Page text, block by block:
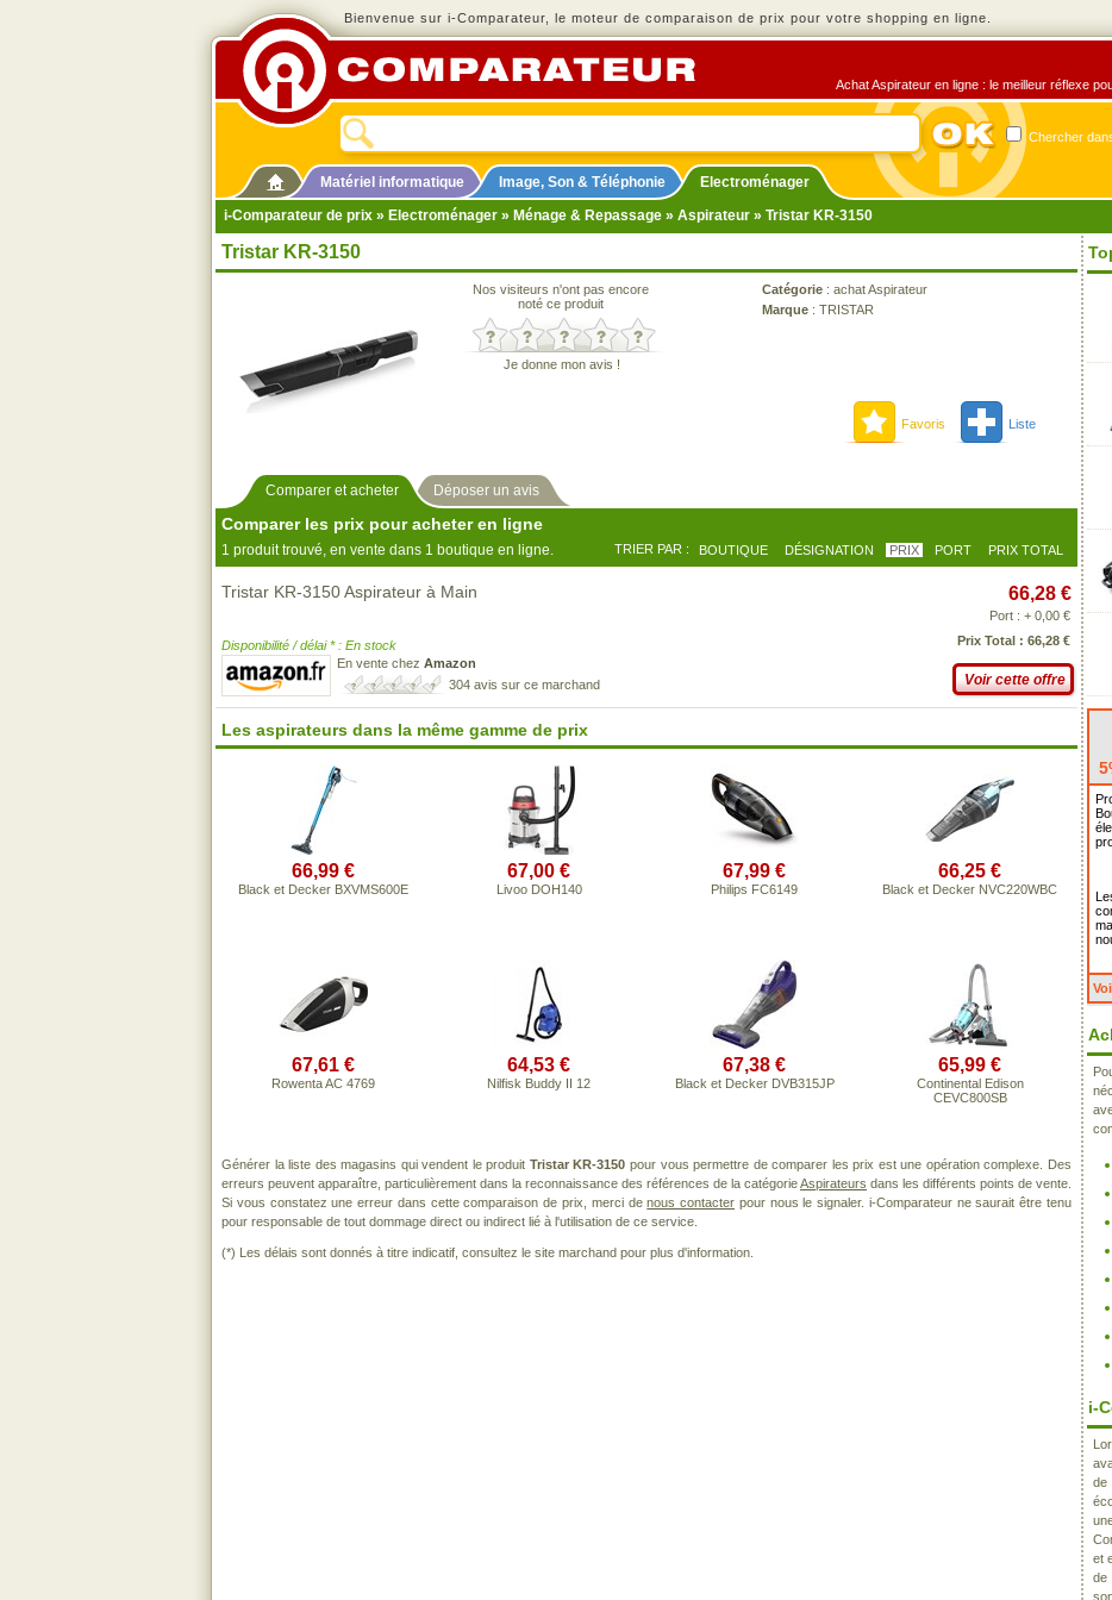
Bienvenue sur i-Comparateur, le moteur de comparaison de prix pour votre shopping en ligne.
Achat Aspirateur en ligne : le meilleur réflexe
Chercher
Matériel informatique Image, Son & Téléphonie
Electroménager
i-Comparateur de prix » Electroménager » Ménage & Repassage » Aspirateur » Tristar KR-3150
Tristar KR-3150
Nos visiteurs n'ont pas encore
noté ce produit
Je donne mon avis !
Catégorie : achat Aspirateur
Marque : TRISTAR
Favoris Liste
Comparer et acheter Déposer un avis
Comparer les prix pour acheter en ligne
1 produit trouvé, en vente dans 1 boutique en ligne. TRIER PAR : BOUTIQUE DÉSIGNATION PRIX PORT PRIX TOTAL
Tristar KR-3150 Aspirateur à Main
Disponibilité / délai * : En stock
En vente chez Amazon
304 avis sur ce marchand
66,28 €
Port : + 0,00 €
Prix Total : 66,28 €
Voir cette offre
Les aspirateurs dans la même gamme de prix
66,99 €
Black et Decker BXVMS600E
67,00 €
Livoo DOH140
67,99 €
Philips FC6149
66,25 €
Black et Decker NVC220WBC
67,61 €
Rowenta AC 4769
64,53 €
Nilfisk Buddy II 12
67,38 €
Black et Decker DVB315JP
65,99 €
Continental Edison
CEVC800SB
Générer la liste des magasins qui vendent le produit Tristar KR-3150 pour vous permettre de comparer les prix est une opération complexe. Des
erreurs peuvent apparaître, particulièrement dans la reconnaissance des références de la catégorieAspirateurs dans les différents points de vente.
Si vous constatez une erreur dans cette comparaison de prix, merci denous contacter pour nous le signaler. i-Comparateur ne saurait être tenu
pour responsable de tout dommage direct ou indirect lié à l'utilisation de ce service.
(*) Les délais sont donnés à titre indicatif, consultez le site marchand pour plus d'information.
i-
de
et
de